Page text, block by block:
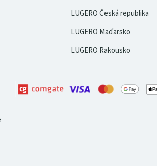
LUGERO Česká republika
LUGERO Maďarsko
LUGERO Rakousko